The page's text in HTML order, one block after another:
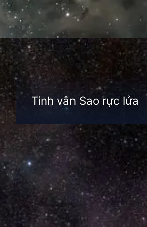
Đang mở
Tinh vân Sao rực lửa